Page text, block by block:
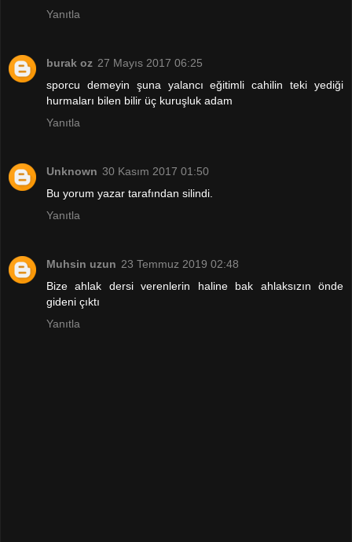
Yanıtla
burak oz 27 Mayıs 2017 06:25
sporcu demeyin şuna yalancı eğitimli cahilin teki yediği
hurmaları bilen bilir üç kuruşluk adam
Yanıtla
Unknown 30 Kasım 2017 01:50
Bu yorum yazar tarafından silindi.
Yanıtla
Muhsin uzun 23 Temmuz 2019 02:48
Bize ahlak dersi verenlerin haline bak ahlaksızın önde
gideni çıktı
Yanıtla